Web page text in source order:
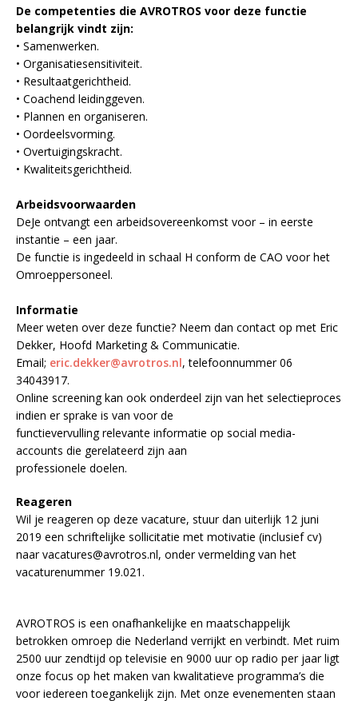
De competenties die AVROTROS voor deze functie
belangrijk vindt zijn:
• Samenwerken.
• Organisatiesensitiviteit.
• Resultaatgerichtheid.
• Coachend leidinggeven.
• Plannen en organiseren.
• Oordeelsvorming.
• Overtuigingskracht.
• Kwaliteitsgerichtheid.
Arbeidsvoorwaarden
DeJe ontvangt een arbeidsovereenkomst voor – in eerste
instantie – een jaar.
De functie is ingedeeld in schaal H conform de CAO voor het
Omroeppersoneel.
Informatie
Meer weten over deze functie? Neem dan contact op met Eric
Dekker, Hoofd Marketing & Communicatie.
Email; eric.dekker@avrotros.nl, telefoonnummer 06
34043917.
Online screening kan ook onderdeel zijn van het selectieproces
indien er sprake is van voor de
functievervulling relevante informatie op social media-
accounts die gerelateerd zijn aan
professionele doelen.
Reageren
Wil je reageren op deze vacature, stuur dan uiterlijk 12 juni
2019 een schriftelijke sollicitatie met motivatie (inclusief cv)
naar vacatures@avrotros.nl, onder vermelding van het
vacaturenummer 19.021.
AVROTROS is een onafhankelijke en maatschappelijk
betrokken omroep die Nederland verrijkt en verbindt. Met ruim
2500 uur zendtijd op televisie en 9000 uur op radio per jaar ligt
onze focus op het maken van kwalitatieve programma’s die
voor iedereen toegankelijk zijn. Met onze evenementen staan